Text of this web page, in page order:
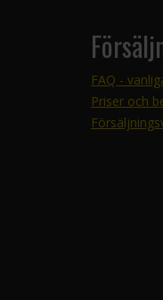
FAQ -
Priser och